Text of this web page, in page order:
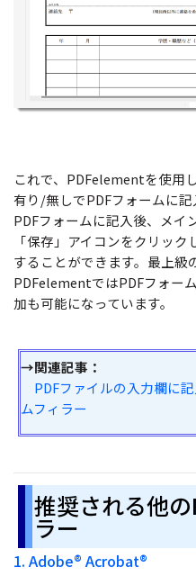
これで、PDFelementを使用
有り/無しでPDFフォームに記
PDFフォームに記入後、メイ
「保存」アイコンをクリッ
することができます。最上級
PDFelementではPDFフォー
加も可能になっています。
→関連記事：
PDFファイルの入力欄に
ムフィラー
推奨される他
ラー
1. Adobe® Acrobat®